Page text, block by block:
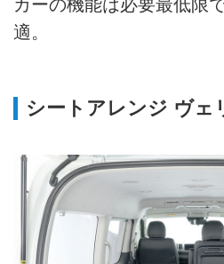
カーの機能は必要最低限
適。
シートアレンジ ヴェ